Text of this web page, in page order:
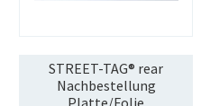
STREET-TAG® rear
Nachbestellung
Platte/Folie